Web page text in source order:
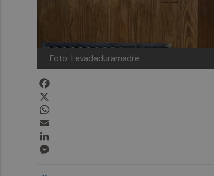
Foto: Levadaduramadre